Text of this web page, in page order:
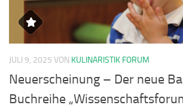
JULI 9, 2025 VON KULINARISTIK FORUM
Neuerscheinung – Der neue
Buchreihe